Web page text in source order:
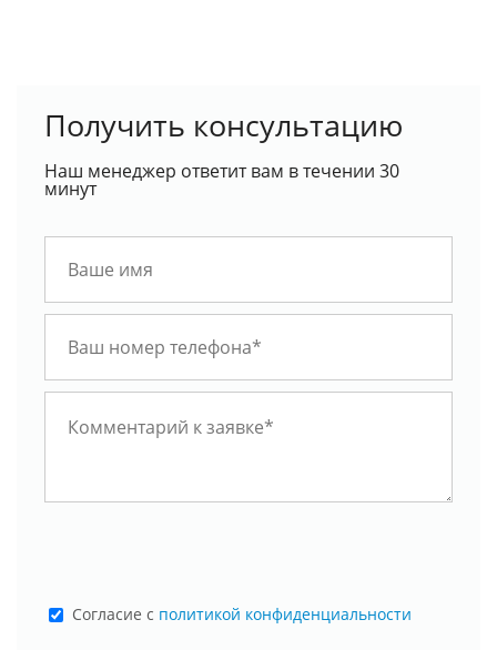
Получить консультацию
Наш менеджер ответит вам в течении 30
минут
Cогласие с политикой конфиденциальности